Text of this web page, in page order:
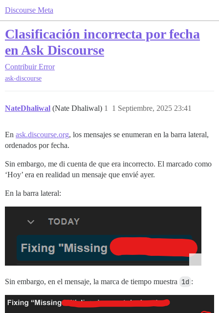
Discourse Meta
Clasificación incorrecta por fecha
en Ask Discourse
Contribuir Error
ask-discourse
NateDhaliwal (Nate Dhaliwal) 1 Septiembre, 2025 23:41
1
En ask.discourse.org, los mensajes se enumeran en la barra lateral,
ordenados por fecha.
Sin embargo, me di cuenta de que era incorrecto. El marcado como
‘Hoy’ era en realidad un mensaje que envié ayer.
En la barra lateral:
Sin embargo, en el mensaje, la marca de tiempo muestra 1d :